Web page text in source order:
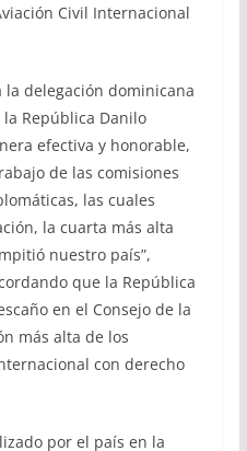
Civil Internacional
la delegación dominicana
República Danilo
efectiva y honorable,
de las comisiones
las cuales
la cuarta más alta
nuestro país”,
que la República
en el Consejo de la
más alta de los
con derecho
por el país en la